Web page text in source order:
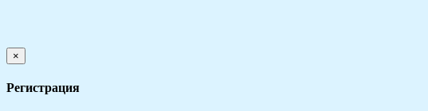
×
Регистрация